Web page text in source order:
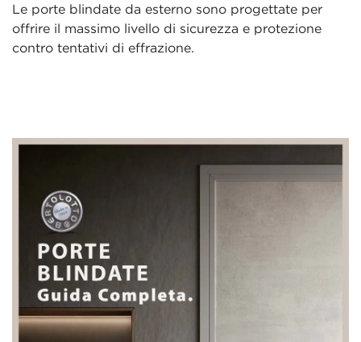
Le porte blindate da esterno sono progettate per
offrire il massimo livello di sicurezza e protezione
contro tentativi di effrazione.